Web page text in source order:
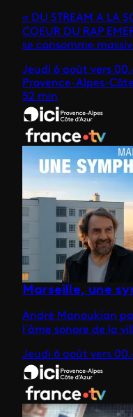
« DU STREAM A LA
COEUR DU RAP
se consomme
Jeudi 6 août vers
Provence-Alpes-
52 min
Marseille, une
André Manoukian
l’âme sonore de la
Jeudi 6 août vers